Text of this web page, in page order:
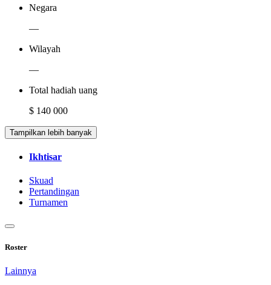
Negara
—
Wilayah
—
Total hadiah uang
$ 140 000
Tampilkan lebih banyak
Ikhtisar
Skuad
Pertandingan
Turnamen
Roster
Lainnya